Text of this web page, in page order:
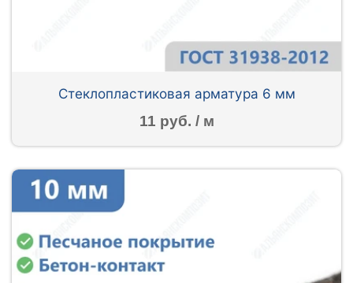
Стеклопластиковая арматура 6 мм
11 руб. / м